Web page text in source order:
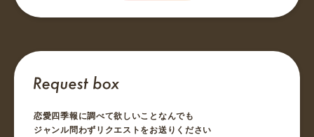
恋愛四季報に調べて欲しいことなんでも
ジャンル問わずリクエストをお送りください